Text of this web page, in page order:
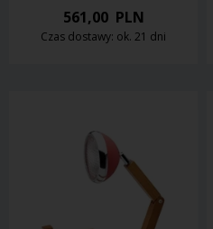
561,00PLN
Czas dostawy: ok. 21 dni